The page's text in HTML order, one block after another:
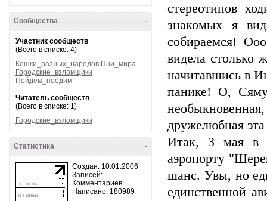
-
Сообщества
Участник сообществ
(Всего в списке: 4)
Кошки_разных_народов Пни_мира
Городские_взломщики
Пойдем_поедим
Читатель сообществ
(Всего в списке: 1)
Городские_взломщики
-
Статистика
Создан: 10.01.2006
Записей:
Комментариев:
Написано: 180989
стереотипов
знакомых я
собираемся!
видела
начитавшись в
панике! О,
дружелюбная
Итак, 3 мая в
аэропорту
шанс. Увы, но
единственной